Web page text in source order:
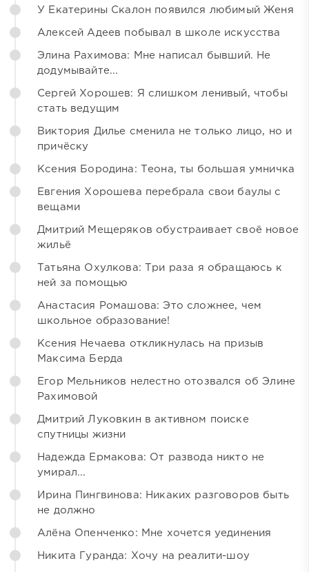
У Екатерины Скалон появился любимый Женя
Алексей Адеев побывал в школе искусства
Элина Рахимова: Мне написал бывший. Не
додумывайте...
Сергей Хорошев: Я слишком ленивый, чтобы
стать ведущим
Виктория Дилье сменила не только лицо, но и
причёску
Ксения Бородина: Теона, ты большая умничка
Евгения Хорошева перебрала свои баулы с
вещами
Дмитрий Мещеряков обустраивает своё новое
жильё
Татьяна Охулкова: Три раза я обращаюсь к
ней за помощью
Анастасия Ромашова: Это сложнее, чем
школьное образование!
Ксения Нечаева откликнулась на призыв
Максима Берда
Егор Мельников нелестно отозвался об Элине
Рахимовой
Дмитрий Луковкин в активном поиске
спутницы жизни
Надежда Ермакова: От развода никто не
умирал...
Ирина Пингвинова: Никаких разговоров быть
не должно
Алёна Опенченко: Мне хочется уединения
Никита Гуранда: Хочу на реалити-шоу